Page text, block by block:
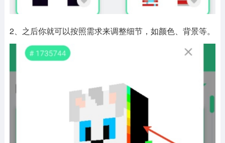
2、之后你就可以按照需求来调整细节，如颜色、背景等。